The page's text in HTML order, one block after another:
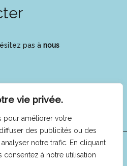
vie privée.
pour améliorer votre
des publicités ou des
notre trafic. En cliquant
consentez à notre utilisation
pas à nous
légales|Politique de